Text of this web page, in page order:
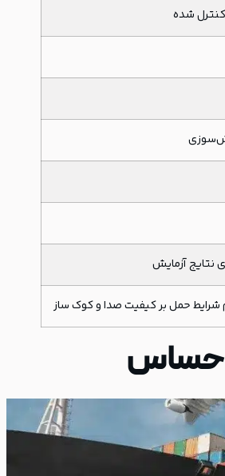
کنترل شده
نتایج آزمایش
شرایط حمل بر کیفیت صدا و کوک ساز
حساس